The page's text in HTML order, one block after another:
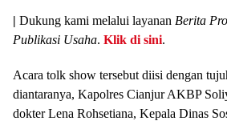
| Dukung kami melalui layanan Berita
Publikasi Usaha. Klik di sini.
Acara tolk show tersebut diisi dengan
diantaranya, Kapolres Cianjur AKBP
dokter Lena Rohsetiana, Kepala Dinas